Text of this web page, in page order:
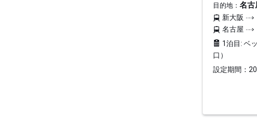
目的地： 名古
新大阪
名古屋
1泊目: ベ
口）
設定期間：